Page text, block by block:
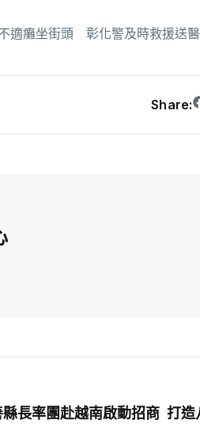
適癱坐街頭 彰化警及時救援送醫
Share:
長率團赴越南啟動招商 打造